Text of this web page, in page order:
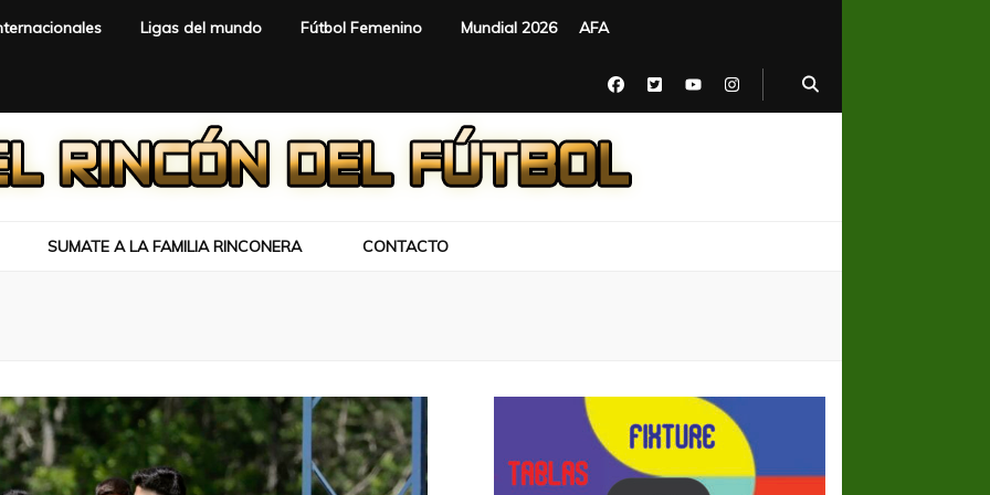
Ligas del mundo Fútbol Femenino Mundial 2026 AFA
SUMATE A LA FAMILIA RINCONERA CONTACTO